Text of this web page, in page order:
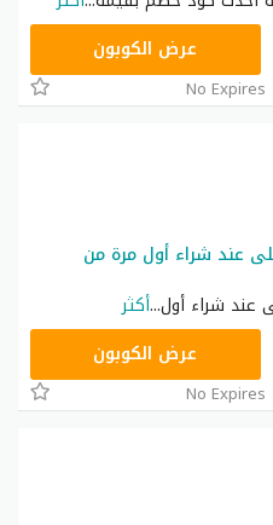
عرض الكوبون
No Expires
خصم شي ان 15% على عند شراء أول مرة من
...أكثر
عرض الكوبون
No Expires